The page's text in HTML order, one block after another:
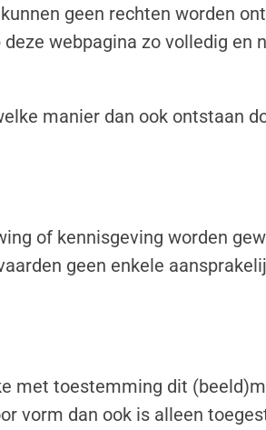
geen rechten worden
webpagina zo volledig en
manier dan ook ontstaan
of kennisgeving worden
geen enkele
met toestemming dit
vorm dan ook is alleen